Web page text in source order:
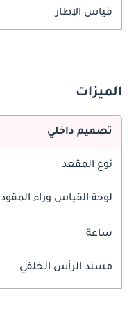
قياس الإطار
الميزات
تصميم داخلي
نوع المقعد
لوحة القياس وراء المقود
ساعة
مسند الرأس الخلفي